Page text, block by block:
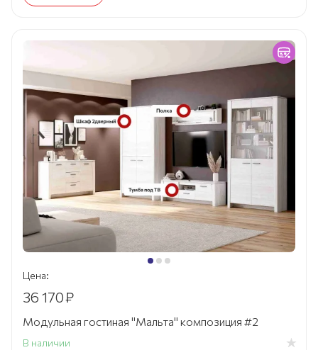
Цена:
36 170₽
Модульная гостиная "Мальта" композиция #2
В наличии